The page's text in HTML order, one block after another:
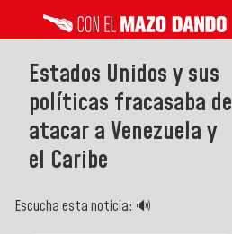
Estados Unidos y sus
políticas fracasaba de
atacar a Venezuela y
el Caribe
Escucha esta noticia: 🔊